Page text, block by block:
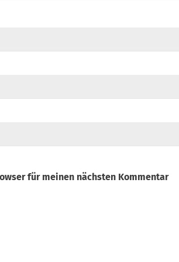
für meinen nächsten Kommentar